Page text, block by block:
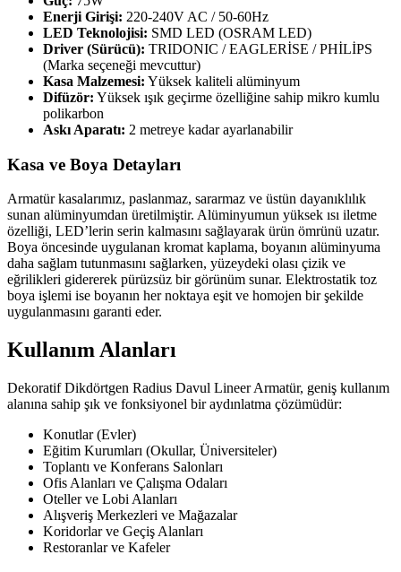
Enerji Girişi: 220-240V AC / 50-60Hz
LED Teknolojisi: SMD LED (OSRAM LED)
Driver (Sürücü): TRIDONIC / EAGLERİSE / PHİLİPS
(Marka seçeneği mevcuttur)
Kasa Malzemesi: Yüksek kaliteli alüminyum
Difüzör: Yüksek ışık geçirme özelliğine sahip mikro kumlu
polikarbon
Askı Aparatı: 2 metreye kadar ayarlanabilir
Kasa ve Boya Detayları
Armatür kasalarımız, paslanmaz, sararmaz ve üstün dayanıklılık
sunan alüminyumdan üretilmiştir. Alüminyumun yüksek ısı iletme
özelliği, LED’lerin serin kalmasını sağlayarak ürün ömrünü uzatır.
Boya öncesinde uygulanan kromat kaplama, boyanın alüminyuma
daha sağlam tutunmasını sağlarken, yüzeydeki olası çizik ve
eğrilikleri gidererek pürüzsüz bir görünüm sunar. Elektrostatik toz
boya işlemi ise boyanın her noktaya eşit ve homojen bir şekilde
uygulanmasını garanti eder.
Kullanım Alanları
Dekoratif Dikdörtgen Radius Davul Lineer Armatür, geniş kullanım
alanına sahip şık ve fonksiyonel bir aydınlatma çözümüdür:
Konutlar (Evler)
Eğitim Kurumları (Okullar, Üniversiteler)
Toplantı ve Konferans Salonları
Ofis Alanları ve Çalışma Odaları
Oteller ve Lobi Alanları
Alışveriş Merkezleri ve Mağazalar
Koridorlar ve Geçiş Alanları
Restoranlar ve Kafeler